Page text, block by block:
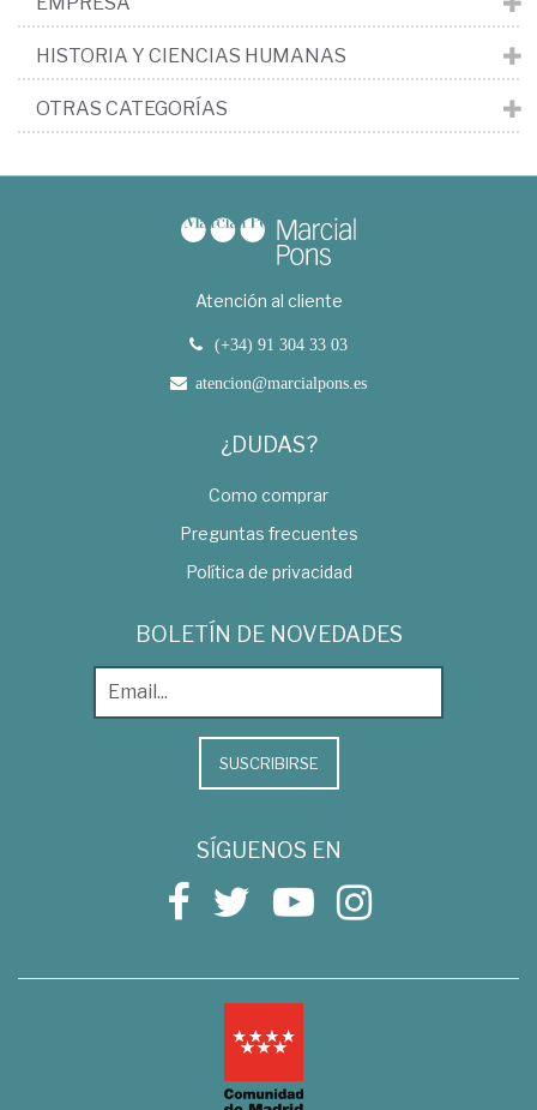
HISTORIA Y CIENCIAS HUMANAS
OTRAS CATEGORÍAS
Atención al cliente
(+34) 91 304 33 03
atencion@marcialpons.es
¿DUDAS?
Como comprar
Preguntas frecuentes
Política de privacidad
BOLETÍN DE NOVEDADES
SUSCRIBIRSE
SÍGUENOS EN